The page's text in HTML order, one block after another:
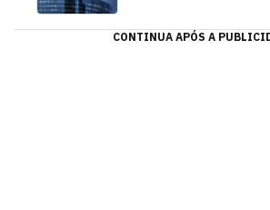
CONTINUA APÓS A